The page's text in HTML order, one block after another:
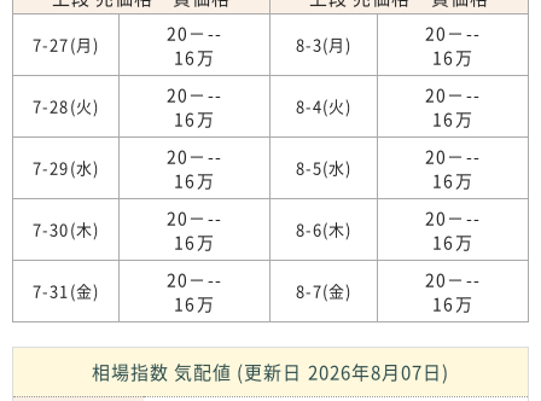
7-27(月)
20－--
16万
7-28(火)
20－--
16万
7-29(水)
20－--
16万
7-30(木)
20－--
16万
7-31(金)
20－--
16万
8-3(月)
20－--
16万
8-4(火)
20－--
16万
8-5(水)
20－--
16万
8-6(木)
20－--
16万
8-7(金)
20－--
16万
相場指数 気配値 (更新日 2026年8月07日)